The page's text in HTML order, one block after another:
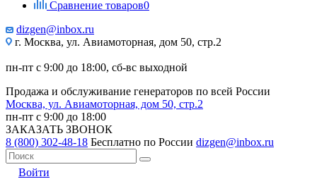
Сравнение товаров0
dizgen@inbox.ru
г. Москва, ул. Авиамоторная, дом 50, стр.2
пн-пт с 9:00 до 18:00, сб-вс выходной
Продажа и обслуживание генераторов по всей России
Москва, ул. Авиамоторная, дом 50, стр.2
пн-пт с 9:00 до 18:00
ЗАКАЗАТЬ ЗВОНОК
8 (800) 302-48-18 Бесплатно по России dizgen@inbox.ru
Войти